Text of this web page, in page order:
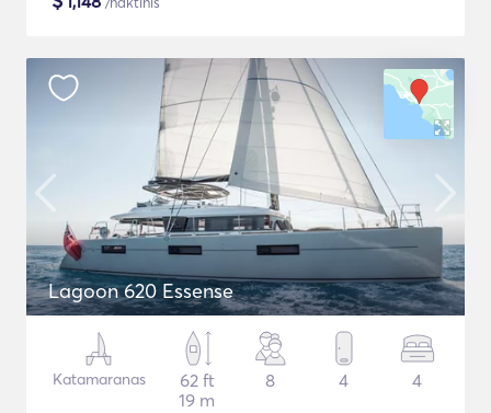
Lagoon 620 Essense
Katamaranas
62 ft
19 m
8 4 4